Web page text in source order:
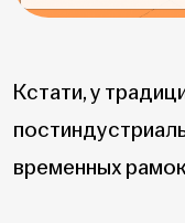
Кстати, у
временных